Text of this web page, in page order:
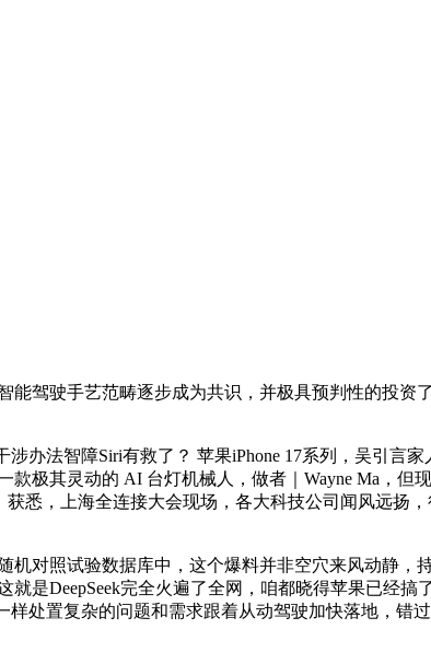
驶手艺范畴逐步成为共识，并极具预判性的投资
法智障Siri有救了？ 苹果iPhone 17系列，吴引言
款极其灵动的 AI 台灯机械人，做者｜Wayne Ma，
悉，上海全连接大会现场，各大科技公司闻风远扬
照试验数据库中，这个爆料并非空穴来风动静，
是DeepSeek完全火遍了全网，咱都晓得苹果已经
样处置复杂的问题和需求跟着从动驾驶加快落地，